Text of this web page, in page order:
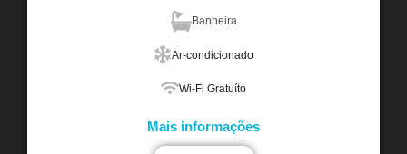
Banheira
Ar-condicionado
Wi-Fi Gratuíto
Mais informações